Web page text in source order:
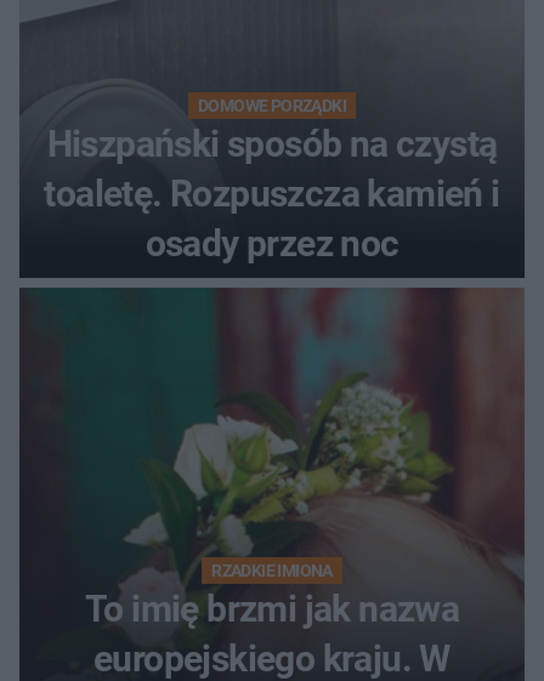
DOMOWE PORZĄDKI
Hiszpański sposób na czystą
toaletę. Rozpuszcza kamień i
osady przez noc
RZADKIE IMIONA
To imię brzmi jak nazwa
europejskiego kraju. W